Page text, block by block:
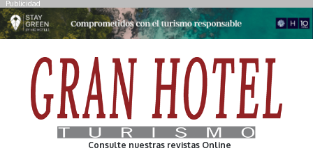
Publicidad
Consulte nuestras revistas Online